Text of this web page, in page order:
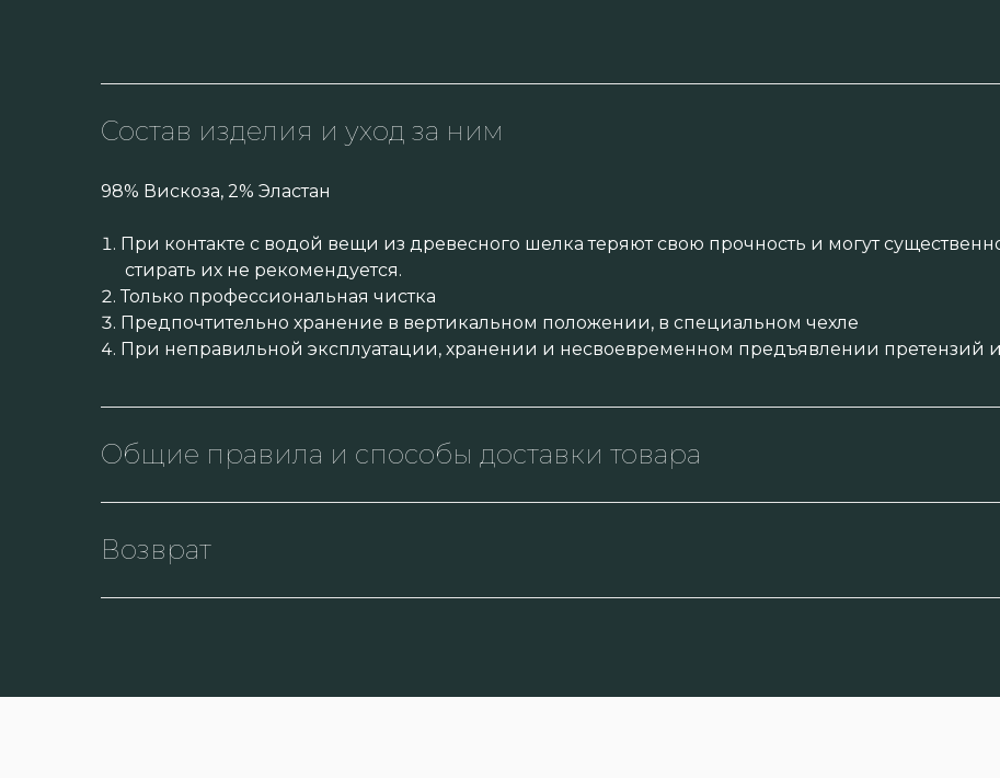
Состав изделия и уход за ним
98% Вискоза, 2% Эластан
При контакте с водой вещи из древесного шелка теряют свою прочность и могут
стирать их не рекомендуется.
Только профессиональная чистка
Предпочтительно хранение в вертикальном положении, в специальном чехле
При неправильной эксплуатации, хранении и несвоевременном предъявлении претензий
Общие правила и способы доставки товара
Возврат